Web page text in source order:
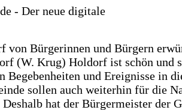
von Bürgerinnen und Bürgern
(W. Krug) Holdorf ist schön und
Begebenheiten und Ereignisse in
sollen auch weiterhin für die
hat der Bürgermeister der